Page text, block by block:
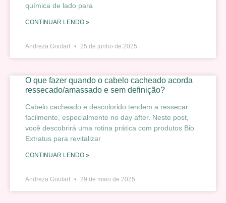
química de lado para
CONTINUAR LENDO »
Andreza Goulart 25 de junho de 2025
O que fazer quando o cabelo cacheado acorda
ressecado/amassado e sem definição?
Cabelo cacheado e descolorido tendem a ressecar
facilmente, especialmente no day after. Neste post,
você descobrirá uma rotina prática com produtos Bio
Extratus para revitalizar
CONTINUAR LENDO »
Andreza Goulart 29 de maio de 2025